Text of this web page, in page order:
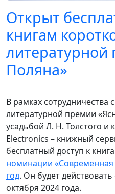
Открыт
книгам
литературной
Поляна»
В рамках сотрудничества
литературной премии
усадьбой Л. Н. Толстого и
Electronics – книжный
бесплатный доступ к
номинации «Современная
год. Он будет
октября 2024 года.